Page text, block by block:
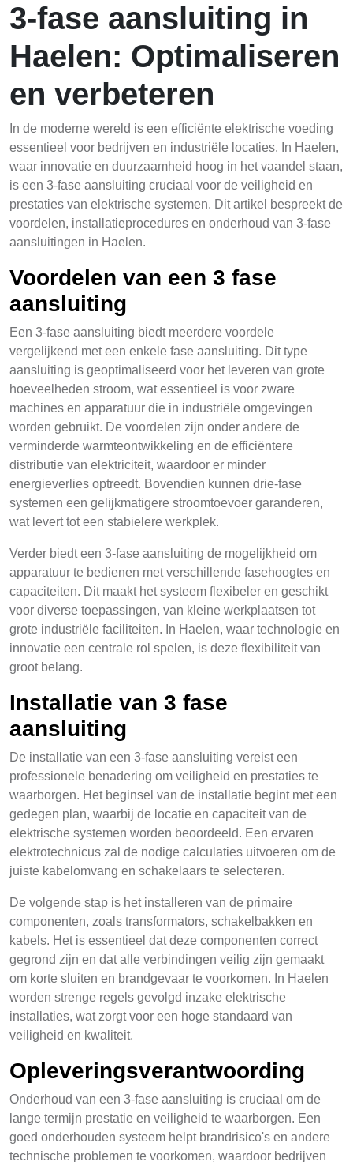
3-fase aansluiting in
Haelen: Optimaliseren
en verbeteren
In de moderne wereld is een efficiënte elektrische voeding
essentieel voor bedrijven en industriële locaties. In Haelen,
waar innovatie en duurzaamheid hoog in het vaandel staan,
is een 3-fase aansluiting cruciaal voor de veiligheid en
prestaties van elektrische systemen. Dit artikel bespreekt de
voordelen, installatieprocedures en onderhoud van 3-fase
aansluitingen in Haelen.
Voordelen van een 3 fase
aansluiting
Een 3-fase aansluiting biedt meerdere voordele
vergelijkend met een enkele fase aansluiting. Dit type
aansluiting is geoptimaliseerd voor het leveren van grote
hoeveelheden stroom, wat essentieel is voor zware
machines en apparatuur die in industriële omgevingen
worden gebruikt. De voordelen zijn onder andere de
verminderde warmteontwikkeling en de efficiëntere
distributie van elektriciteit, waardoor er minder
energieverlies optreedt. Bovendien kunnen drie-fase
systemen een gelijkmatigere stroomtoevoer garanderen,
wat levert tot een stabielere werkplek.
Verder biedt een 3-fase aansluiting de mogelijkheid om
apparatuur te bedienen met verschillende fasehoogtes en
capaciteiten. Dit maakt het systeem flexibeler en geschikt
voor diverse toepassingen, van kleine werkplaatsen tot
grote industriële faciliteiten. In Haelen, waar technologie en
innovatie een centrale rol spelen, is deze flexibiliteit van
groot belang.
Installatie van 3 fase
aansluiting
De installatie van een 3-fase aansluiting vereist een
professionele benadering om veiligheid en prestaties te
waarborgen. Het beginsel van de installatie begint met een
gedegen plan, waarbij de locatie en capaciteit van de
elektrische systemen worden beoordeeld. Een ervaren
elektrotechnicus zal de nodige calculaties uitvoeren om de
juiste kabelomvang en schakelaars te selecteren.
De volgende stap is het installeren van de primaire
componenten, zoals transformators, schakelbakken en
kabels. Het is essentieel dat deze componenten correct
gegrond zijn en dat alle verbindingen veilig zijn gemaakt
om korte sluiten en brandgevaar te voorkomen. In Haelen
worden strenge regels gevolgd inzake elektrische
installaties, wat zorgt voor een hoge standaard van
veiligheid en kwaliteit.
Opleveringsverantwoording
Onderhoud van een 3-fase aansluiting is cruciaal om de
lange termijn prestatie en veiligheid te waarborgen. Een
goed onderhouden systeem helpt brandrisico's en andere
technische problemen te voorkomen, waardoor bedrijven